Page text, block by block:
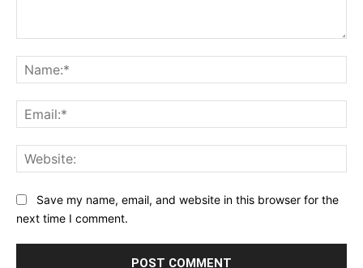
Save my name, email, and website in this browser for the
next time I comment.